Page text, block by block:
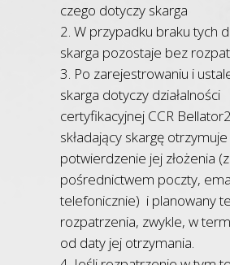
czego dotyczy skarga
2. W przypadku braku tych
skarga pozostaje bez
3. Po zarejestrowaniu i
skarga dotyczy działalności
certyfikacyjnej CCR
składający skargę otrzymuje
potwierdzenie jej złożenia
pośrednictwem poczty,
telefonicznie) i planowany
rozpatrzenia, zwykle, w
od daty jej otrzymania.